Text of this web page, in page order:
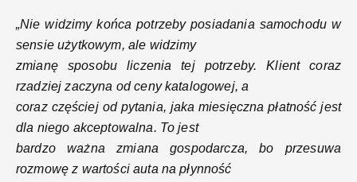
„Nie widzimy końca potrzeby posiadania samochodu w
sensie użytkowym, ale widzimy
zmianę sposobu liczenia tej potrzeby. Klient coraz
rzadziej zaczyna od ceny katalogowej, a
coraz częściej od pytania, jaka miesięczna płatność jest
dla niego akceptowalna. To jest
bardzo ważna zmiana gospodarcza, bo przesuwa
rozmowę z wartości auta na płynność